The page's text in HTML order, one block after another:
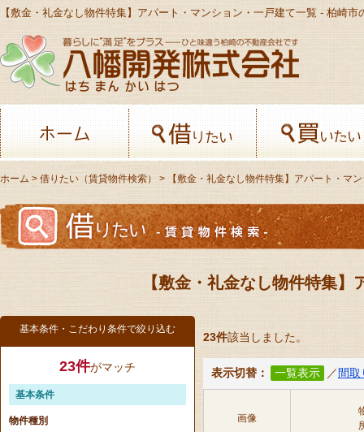
ホーム 借りたい
ホーム > 借りたい（賃貸物件検索） > 【敷金・礼金なし物件特集】アパート・マ
【敷金・礼金なし物件特集
23件該当しました。
表示切替： 一覧表示 ／ 間取
画像
基本条件・こだわり条件で絞り込む
23件がマッチ
基本条件
物件種別